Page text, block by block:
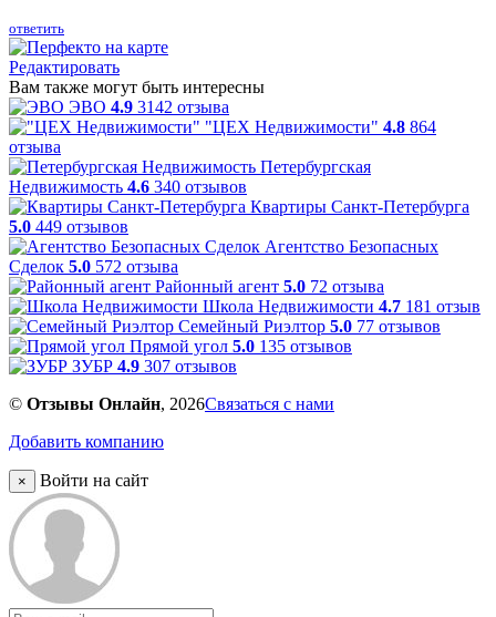
ответить
Редактировать
Вам также могут быть интересны
ЭВО 4.9 3142 отзыва
"ЦЕХ Недвижимости" 4.8 864
отзыва
Петербургская
Недвижимость 4.6 340 отзывов
Квартиры Санкт-Петербурга
5.0 449 отзывов
Агентство Безопасных
Сделок 5.0 572 отзыва
Районный агент 5.0 72 отзыва
Школа Недвижимости 4.7 181 отзыв
Семейный Риэлтор 5.0 77 отзывов
Прямой угол 5.0 135 отзывов
ЗУБР 4.9 307 отзывов
© Отзывы Онлайн, 2026Связаться с нами
Добавить компанию
× Войти на сайт